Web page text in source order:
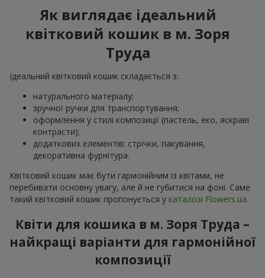
Як виглядає ідеальний
квітковий кошик в м. Зоря
Труда
Ідеальний квітковий кошик складається з:
натурального матеріалу;
зручної ручки для транспортування;
оформлення у стилі композиції (пастель, еко, яскраві
контрасти);
додаткових елементів: стрічки, пакування,
декоративна фурнітура.
Квітковий кошик має бути гармонійним із квітами, не
перебивати основну увагу, але й не губитися на фоні. Саме
такий квітковий кошик пропонується у каталозі Flowers.ua.
Квіти для кошика в м. Зоря Труда –
найкращі варіанти для гармонійної
композиції